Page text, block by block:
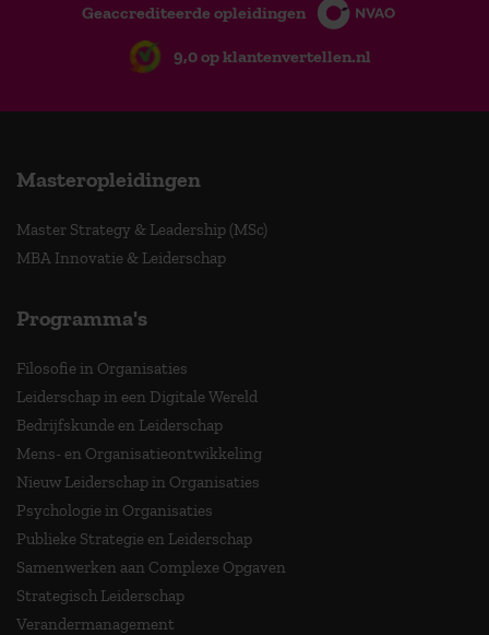
Geaccrediteerde opleidingen
9,0 op klantenvertellen.nl
Masteropleidingen
Master Strategy & Leadership (MSc)
MBA Innovatie & Leiderschap
Programma's
Filosofie in Organisaties
Leiderschap in een Digitale Wereld
Bedrijfskunde en Leiderschap
Mens- en Organisatieontwikkeling
Nieuw Leiderschap in Organisaties
Psychologie in Organisaties
Publieke Strategie en Leiderschap
Samenwerken aan Complexe Opgaven
Strategisch Leiderschap
Verandermanagement